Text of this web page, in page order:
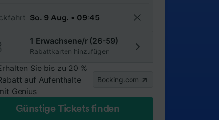
1 Erwachsene/r (26-59)
Rabattkarten hinzufügen
Sie bis zu 20 %
auf Aufenthalte
Genius
Booking.com
Günstige Tickets finden